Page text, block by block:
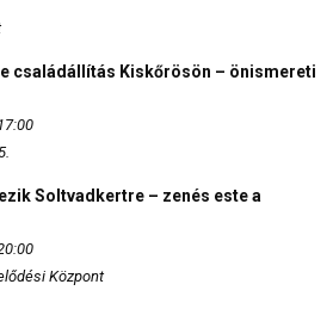
családállítás Kiskőrösön – önismereti
Soltvadkertre – zenés este a
Központ